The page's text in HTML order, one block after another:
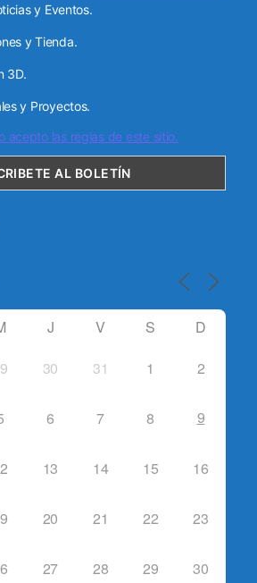
y Eventos.
y Tienda.
3D.
y Proyectos.
acepto las reglas de este sitio.
J V S D
30 31 1 2
6 7 8 9
13 14 15 16
20 21 22 23
27 28 29 30